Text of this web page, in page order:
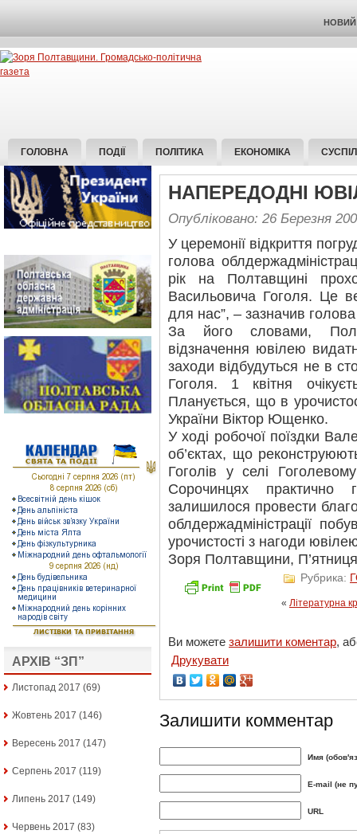
НОВИЙ
ГОЛОВНА ПОДІЇ ПОЛІТИКА ЕКОНОМІКА
АРХІВ “ЗП”
Листопад 2017 (69)
Жовтень 2017 (146)
Вересень 2017 (147)
Серпень 2017 (119)
Липень 2017 (149)
Червень 2017 (83)
НАПЕРЕДОДНІ
Опубліковано: 26 Березня
У церемонії відкриття
голова
рік на Полтавщині
Васильовича Гоголя. Це
для нас”, – зазначив голова
За його словами,
відзначення ювілею
заходи відбудуться не в
Гоголя. 1 квітня
Планується, що в
України Віктор Ющенко.
У ході робочої поїздки
об’єктах, що
Гоголів у селі
Сорочинцях практично
залишилося провести
облдержадміністрації
урочистості з нагоди
Зоря Полтавщини,
Рубрика:
« Літературна
Ви можете залишити коментар,
Друкувати
Залишити комментар
Имя
E-mail (не
URL